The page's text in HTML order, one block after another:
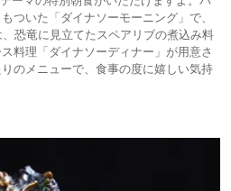
ついた「ダイナソーモーニング」で、
恐竜に見立てたスペアリブの煮込み料
料理「ダイナソーディナー」が用意さ
のメニューで、食事の度に嬉しい気持